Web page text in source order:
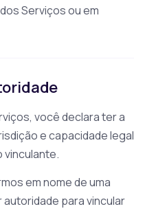
Serviços ou em
você declara ter a
e capacidade legal
vinculante.
em nome de uma
para vincular